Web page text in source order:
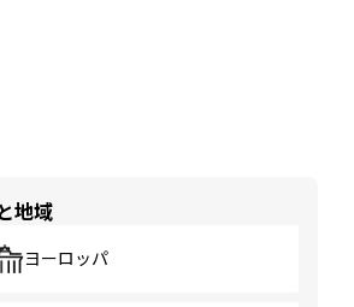
地域
ヨーロッパ